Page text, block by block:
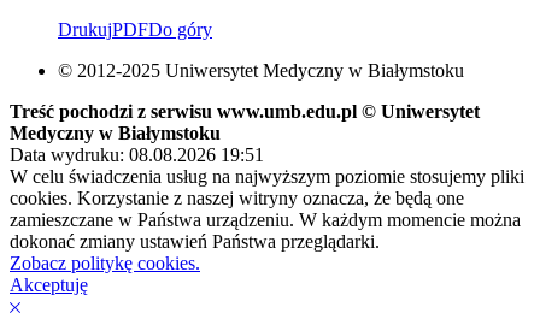
DrukujPDFDo góry
© 2012-2025 Uniwersytet Medyczny w Białymstoku
Treść pochodzi z serwisu www.umb.edu.pl © Uniwersytet
Medyczny w Białymstoku
Data wydruku: 08.08.2026 19:51
W celu świadczenia usług na najwyższym poziomie stosujemy pliki
cookies. Korzystanie z naszej witryny oznacza, że będą one
zamieszczane w Państwa urządzeniu. W każdym momencie można
dokonać zmiany ustawień Państwa przeglądarki.
Zobacz politykę cookies.
Akceptuję